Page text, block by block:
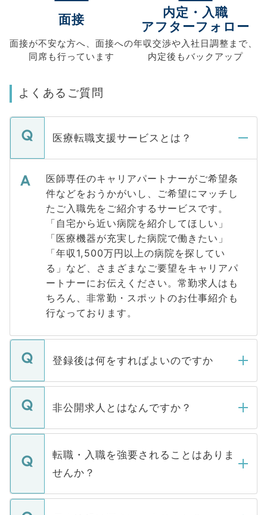
面接
面接が不安な方へ、 面接への
同席も行っています
内定・入職
アフターフォロー
年収交渉や入社日調整まで、
内定後もバックアップ
よくあるご質問
医療転職支援サービスとは？
医師専任のキャリアパートナーがご希望条
件などをおうかがいし、ご希望にマッチし
たご入職先をご紹介するサービスです。
「自宅から近い病院を紹介してほしい」
「医療機器が充実した病院で働きたい」
「年収1,500万円以上の病院を探してい
る」など、さまざまなご要望をキャリアパ
ートナーにお伝えください。常勤求人はも
ちろん、非常勤・スポットのお仕事紹介も
行なっております。
登録後は何をすればよいのですか
ご登録いただきましたら、弊社担当者がご
登録内容を確認し、その後メールもしくは
ます。通常、5営業日以内にはご連絡をせて
いただきますので、しばらくお待ちくださ
非公開求人とはなんですか？
マイナビDOCTORで取り扱っている求人の
うち約3割は、Webサイトからご覧いただ
けない「非公開求人」です。非公開求人は
下記の理由によって、一般には公開してい
ません。
転職・入職を強要されることはありま
せんか？
転職・入職を強要することは一切ありませ